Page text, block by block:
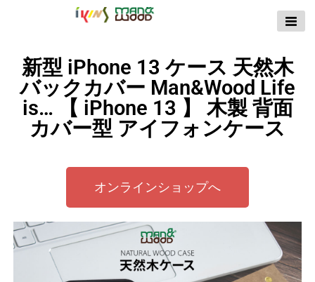
【公式サイト】
ikins天然貝ケース
｜Man&Wood天然
木ケース
新型 iPhone 13 ケース 天然木
バックカバー Man&Wood Life
is… 【 iPhone 13 】 木製 背面
カバー型 アイフォンケース
オンラインショップへ